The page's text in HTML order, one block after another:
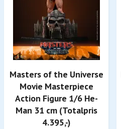
Masters of the Universe
Movie Masterpiece
Action Figure 1/6 He-
Man 31 cm (Totalpris
4.395,-)